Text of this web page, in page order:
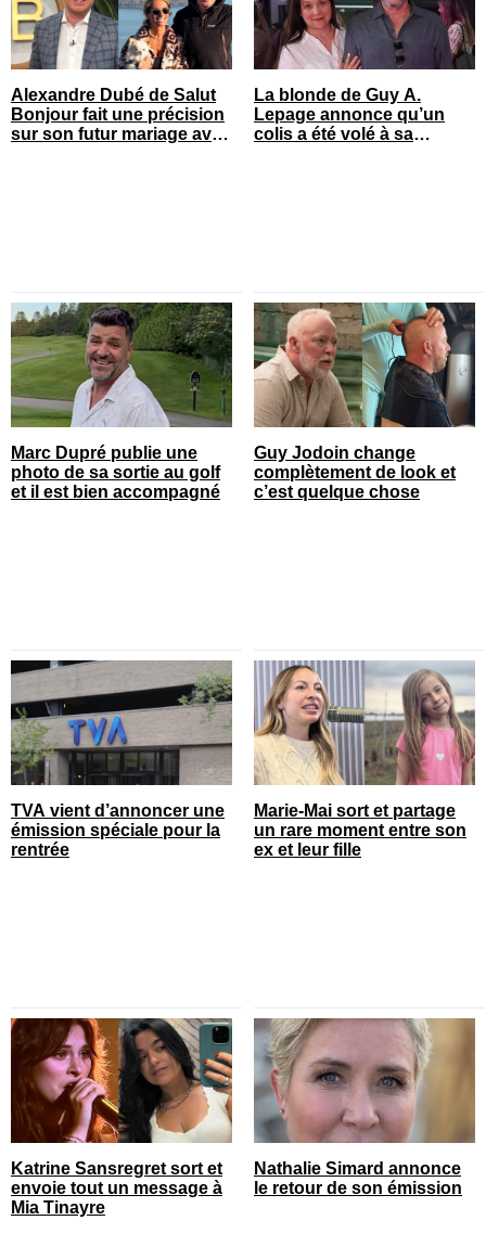
Alexandre Dubé de Salut
Bonjour fait une précision
sur son futur mariage avec
La blonde de Guy A.
Lepage annonce qu’un
colis a été volé à sa
Marc Dupré publie une
photo de sa sortie au golf
et il est bien accompagné
Guy Jodoin change
complètement de look et
c’est quelque chose
TVA vient d’annoncer une
émission spéciale pour la
rentrée
Marie-Mai sort et partage
un rare moment entre son
ex et leur fille
Katrine Sansregret sort et
envoie tout un message à
Mia Tinayre
Nathalie Simard annonce
le retour de son émission